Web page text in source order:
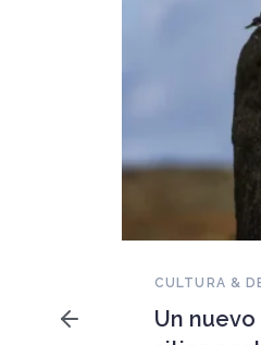
guardián